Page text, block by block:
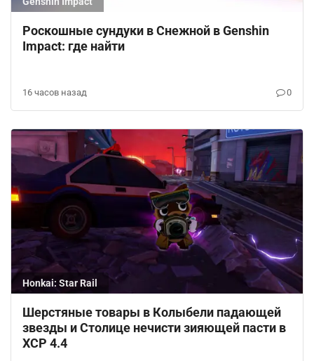
Роскошные сундуки в Снежной в Genshin
Impact: где найти
16 часов назад 0
Honkai: Star Rail
Шерстяные товары в Колыбели падающей
звезды и Столице нечисти зияющей пасти в
ХСР 4.4